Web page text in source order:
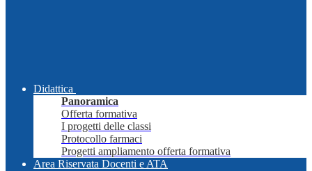
Didattica
Panoramica
Offerta formativa
I progetti delle classi
Protocollo farmaci
Progetti ampliamento offerta formativa
Area Riservata Docenti e ATA